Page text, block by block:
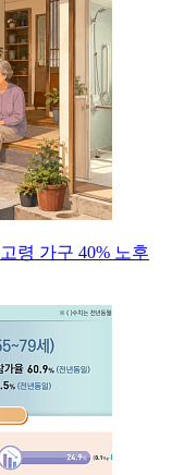
령 가구 40% 노후